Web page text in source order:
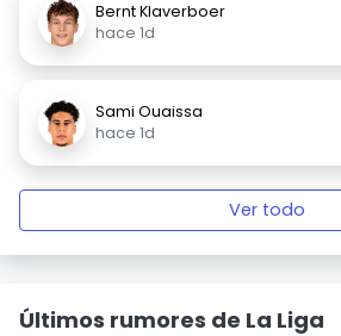
Bernt Klaverboer
hace 1d
Sami Ouaissa
hace 1d
Ver todo
Últimos rumores de La Liga